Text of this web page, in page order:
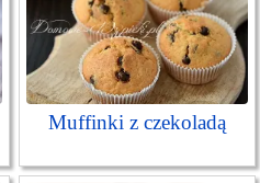
Muffinki z czekoladą